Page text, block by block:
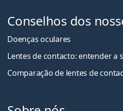
Conselhos dos
Doenças oculares
Lentes de contacto: entender a
Comparação de lentes de